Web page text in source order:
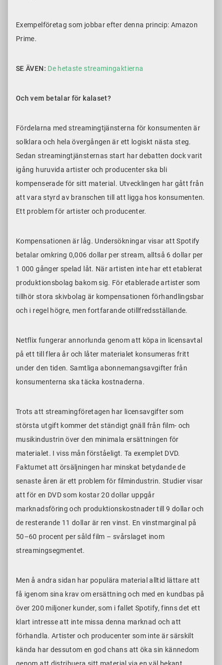
Exempelföretag som jobbar efter denna princip: Amazon
Prime.
SE ÄVEN: De hetaste streamingaktierna
Och vem betalar för kalaset?
Fördelarna med streamingtjänsterna för konsumenten är
solklara och hela övergången är ett logiskt nästa steg.
Sedan streamingtjänsternas start har debatten dock varit
igång huruvida artister och producenter ska bli
kompenserade för sitt material. Utvecklingen har gått från
att vara styrd av branschen till att ligga hos konsumenten.
Ett problem för artister och producenter.
Kompensationen är låg. Undersökningar visar att Spotify
betalar omkring 0,006 dollar per stream, alltså 6 dollar per
1 000 gånger spelad låt. När artisten inte har ett etablerat
produktionsbolag bakom sig. För etablerade artister som
tillhör stora skivbolag är kompensationen förhandlingsbar
och i regel högre, men fortfarande otillfredsställande.
Netflix fungerar annorlunda genom att köpa in licensavtal
på ett till flera år och låter materialet konsumeras fritt
under den tiden. Samtliga abonnemangsavgifter från
konsumenterna ska täcka kostnaderna.
Trots att streamingföretagen har licensavgifter som
största utgift kommer det ständigt gnäll från film- och
musikindustrin över den minimala ersättningen för
materialet. I viss mån förståeligt. Ta exemplet DVD.
Faktumet att örsäljningen har minskat betydande de
senaste åren är ett problem för filmindustrin. Studier visar
att för en DVD som kostar 20 dollar uppgår
marknadsföring och produktionskostnader till 9 dollar och
de resterande 11 dollar är ren vinst. En vinstmarginal på
50–60 procent per såld film – svårslaget inom
streamingsegmentet.
Men å andra sidan har populära material alltid lättare att
få igenom sina krav om ersättning och med en kundbas på
över 200 miljoner kunder, som i fallet Spotify, finns det ett
klart intresse att inte missa denna marknad och att
förhandla. Artister och producenter som inte är särskilt
kända har dessutom en god chans att öka sin kännedom
genom att distribuera sitt material via en väl bekant